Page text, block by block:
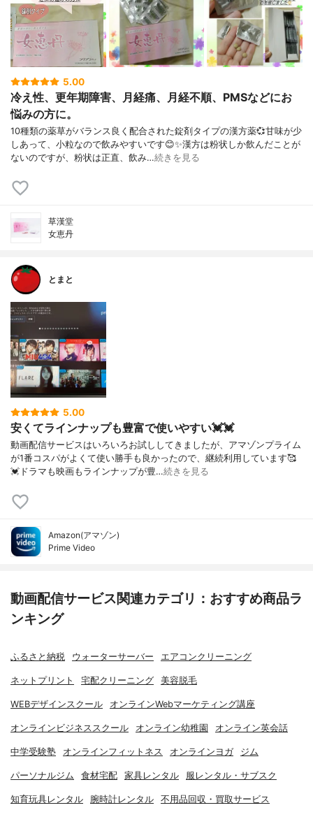
5.00
冷え性、更年期障害、月経痛、月経不順、PMSなどにお
悩みの方に。
10種類の薬草がバランス良く配合された錠剤タイプの漢方薬💞甘味が少
しあって、小粒なので飲みやすいです😊✨漢方は粉状しか飲んだことが
ないのですが、粉状は正直、飲み…続きを見る
草漢堂
女恵丹
とまと
5.00
安くてラインナップも豊富で使いやすい💓💓
動画配信サービスはいろいろお試ししてきましたが、アマゾンプライム
が1番コスパがよくて使い勝手も良かったので、継続利用しています🥰
💓ドラマも映画もラインナップが豊…続きを見る
Amazon(アマゾン)
Prime Video
動画配信サービス関連カテゴリ：おすすめ商品ラ
ンキング
ふるさと納税 ウォーターサーバー エアコンクリーニング
ネットプリント 宅配クリーニング 美容脱毛
WEBデザインスクール オンラインWebマーケティング講座
オンラインビジネススクール オンライン幼稚園 オンライン英会話
中学受験塾 オンラインフィットネス オンラインヨガ ジム
パーソナルジム 食材宅配 家具レンタル 服レンタル・サブスク
知育玩具レンタル 腕時計レンタル 不用品回収・買取サービス